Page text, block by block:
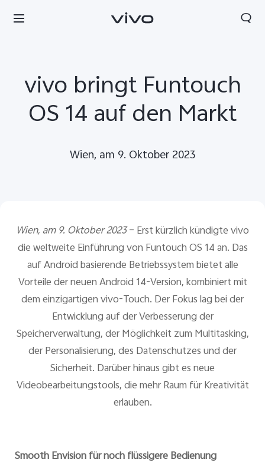
Österreich | Land/Region auswählen
vivo bringt Funtouch
OS 14 auf den Markt
Wien, am 9. Oktober 2023
Wien, am 9. Oktober 2023– Erst kürzlich kündigte vivo
die weltweite Einführung von Funtouch OS 14 an. Das
auf Android basierende Betriebssystem bietet alle
Vorteile der neuen Android 14-Version, kombiniert mit
dem einzigartigen vivo-Touch. Der Fokus lag bei der
Entwicklung auf der Verbesserung der
Speicherverwaltung, der Möglichkeit zum Multitasking,
der Personalisierung, des Datenschutzes und der
Sicherheit. Darüber hinaus gibt es neue
Videobearbeitungstools, die mehr Raum für Kreativität
erlauben.
Smooth Envision für noch flüssigere Bedienung